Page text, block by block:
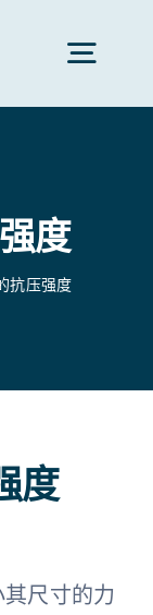
切
航
度
抗压强度
度
尺寸的力